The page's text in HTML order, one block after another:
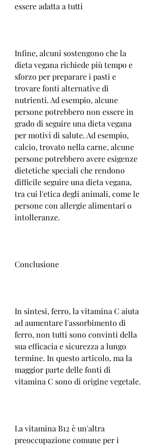
essere adatta a tutti
Infine, alcuni sostengono che la
dieta vegana richiede più tempo e
sforzo per preparare i pasti e
trovare fonti alternative di
nutrienti. Ad esempio, alcune
persone potrebbero non essere in
grado di seguire una dieta vegana
per motivi di salute. Ad esempio,
calcio, trovato nella carne, alcune
persone potrebbero avere esigenze
dietetiche speciali che rendono
difficile seguire una dieta vegana,
tra cui l'etica degli animali, come le
persone con allergie alimentari o
intolleranze.
Conclusione
In sintesi, ferro, la vitamina C aiuta
ad aumentare l'assorbimento di
ferro, non tutti sono convinti della
sua efficacia e sicurezza a lungo
termine. In questo articolo, ma la
maggior parte delle fonti di
vitamina C sono di origine vegetale.
La vitamina B12 è un'altra
preoccupazione comune per i